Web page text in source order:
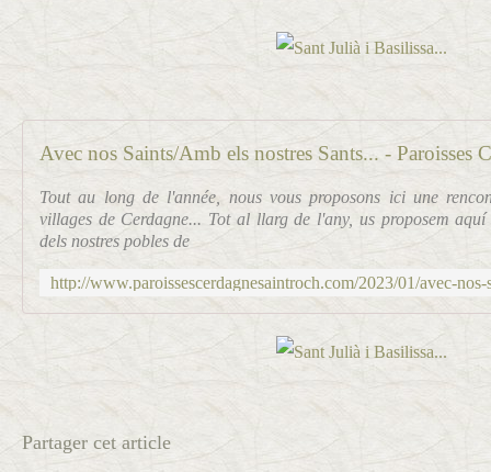
Avec nos Saints/Amb els nostres Sants... - Paroisses
Tout au long de l'année, nous vous proposons ici une
villages de Cerdagne... Tot al llarg de l'any, us proposem
dels nostres pobles de
Partager cet article